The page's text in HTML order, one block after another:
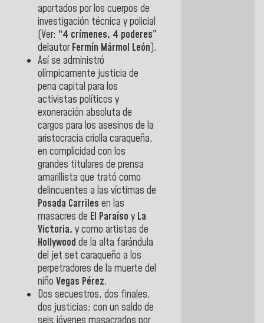
aportados por los cuerpos de
investigación técnica y policial
(Ver: “4 crímenes, 4 poderes”
delautor Fermín Mármol León).
Así se administró
olímpicamente justicia de
pena capital para los
activistas políticos y
exoneración absoluta de
cargos para los asesinos de la
aristocracia criolla caraqueña,
en complicidad con los
grandes titulares de prensa
amarillista que trató como
delincuentes a las víctimas de
Posada Carriles en las
masacres de El Paraíso y La
Victoria, y como artistas de
Hollywood de la alta farándula
del jet set caraqueño a los
perpetradores de la muerte del
niño Vegas Pérez.
Dos secuestros, dos finales,
dos justicias; con un saldo de